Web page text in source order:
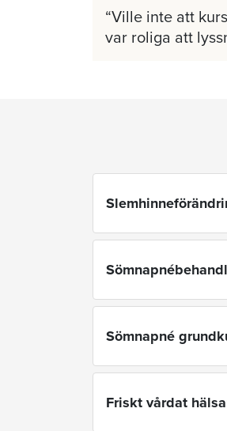
Ville inte att
var roliga att
Sömnapné
Friskt vårdat